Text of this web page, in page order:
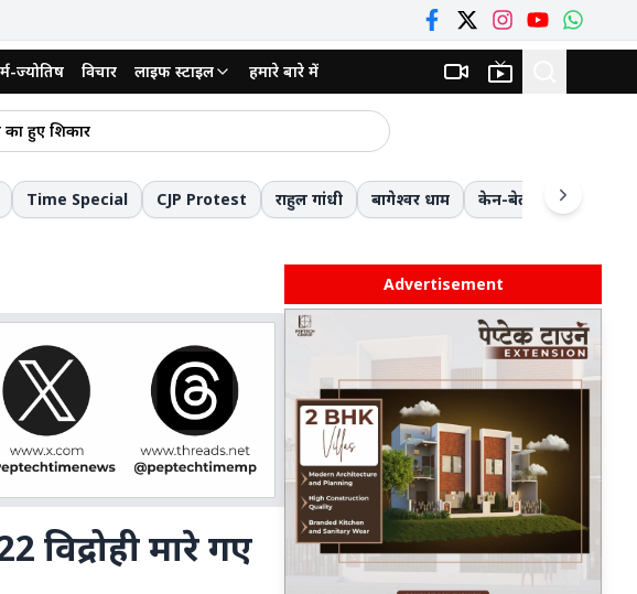
ज्योतिष विचार लाइफ स्टाइल हमारे बारे में
हुए शिकार
महासचिव
पिलाई, मुंह में जहर डाला और फिर घोंटा गला
मध्य प्रदेश के ऊर्जा मॉडल की दी प्रस्तुति
दर्ज होने पर बैरंग लौटी बुलडोजर टीम
Time Special CJP Protest राहुल गांधी बागेश्वर धाम केन-बेतवा लिंक
विद्रोही मारे गए
Advertisement